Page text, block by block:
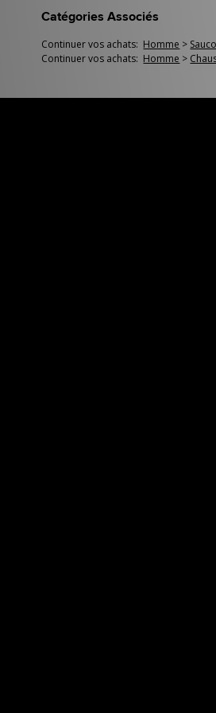
Catégories Associés
Continuer vos achats: Homme >
Continuer vos achats: Homme >